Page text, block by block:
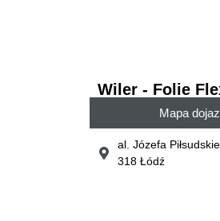
Wiler - Folie
Mapa
al. Józefa
318 Łódź